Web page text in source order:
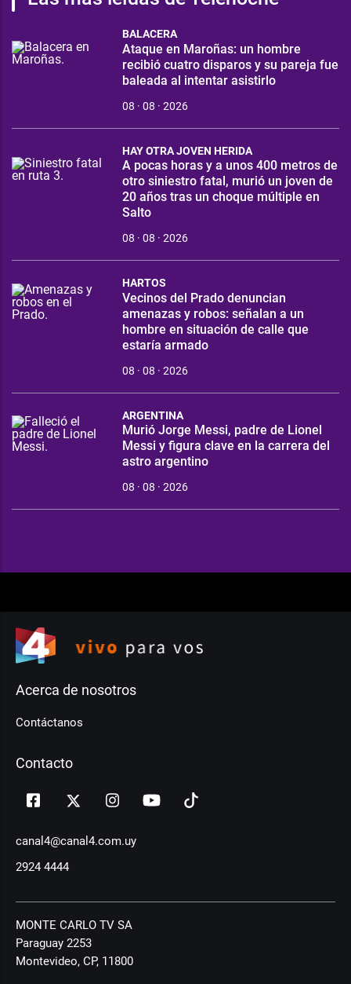
BALACERA
Ataque en Maroñas: un hombre
recibió cuatro disparos y su pareja fue
baleada al intentar asistirlo
08 · 08 · 2026
HAY OTRA JOVEN HERIDA
A pocas horas y a unos 400 metros de
otro siniestro fatal, murió un joven de
20 años tras un choque múltiple en
Salto
08 · 08 · 2026
HARTOS
Vecinos del Prado denuncian
amenazas y robos: señalan a un
hombre en situación de calle que
estaría armado
08 · 08 · 2026
ARGENTINA
Murió Jorge Messi, padre de Lionel
Messi y figura clave en la carrera del
astro argentino
08 · 08 · 2026
Acerca de nosotros
Contáctanos
Contacto
canal4@canal4.com.uy
2924 4444
MONTE CARLO TV SA
Paraguay 2253
Montevideo, CP, 11800